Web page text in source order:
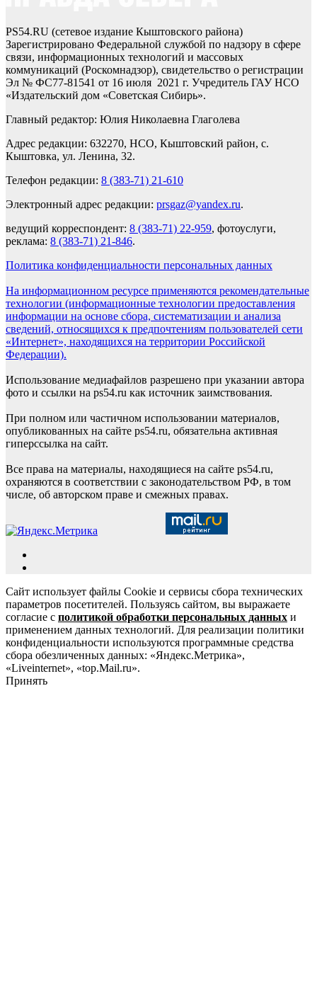
PS54.RU (сетевое издание Кыштовского района)
Зарегистрировано Федеральной службой по надзору в сфере
связи, информационных технологий и массовых
коммуникаций (Роскомнадзор), свидетельство о регистрации
Эл № ФС77-81541 от 16 июля 2021 г. Учредитель ГАУ НСО
«Издательский дом «Советская Сибирь».
Главный редактор: Юлия Николаевна Глаголева
Адрес редакции: 632270, НСО, Кыштовский район, с.
Кыштовка, ул. Ленина, 32.
Телефон редакции: 8 (383-71) 21-610
Электронный адрес редакции: prsgaz@yandex.ru.
ведущий корреспондент: 8 (383-71) 22-959, фотоуслуги,
реклама: 8 (383-71) 21-846.
Политика конфиденциальности персональных данных
На информационном ресурсе применяются рекомендательные
технологии (информационные технологии предоставления
информации на основе сбора, систематизации и анализа
сведений, относящихся к предпочтениям пользователей сети
«Интернет», находящихся на территории Российской
Федерации).
Использование медиафайлов разрешено при указании автора
фото и ссылки на ps54.ru как источник заимствования.
При полном или частичном использовании материалов,
опубликованных на сайте ps54.ru, обязательна активная
гиперссылка на сайт.
Все права на материалы, находящиеся на сайте ps54.ru,
охраняются в соответствии с законодательством РФ, в том
числе, об авторском праве и смежных правах.
Сайт использует файлы Cookie и сервисы сбора технических
параметров посетителей. Пользуясь сайтом, вы выражаете
согласие с политикой обработки персональных данных и
применением данных технологий. Для реализации политики
конфиденциальности используются программные средства
сбора обезличенных данных: «Яндекс.Метрика»,
«Liveinternet», «top.Mail.ru».
Принять